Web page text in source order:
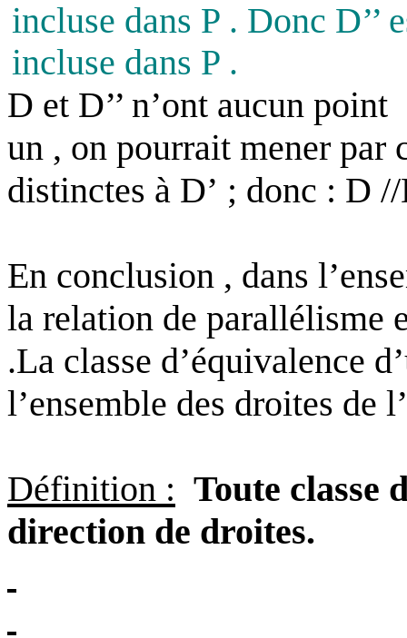
incluse dans P . Donc D’’
incluse dans P .
D et D’’ n’ont aucun point
un , on pourrait mener par
distinctes à D’ ; donc : D //
En conclusion , dans
la relation de parallélisme
.La classe d’équivalence
l’ensemble des droites de
Définition : Toute classe
direction de droites.